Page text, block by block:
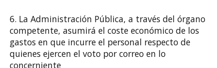
6. La Administración Pública, a través del órgano
competente, asumirá el coste económico de los
gastos en que incurre el personal respecto de
quienes ejercen el voto por correo en lo
concerniente